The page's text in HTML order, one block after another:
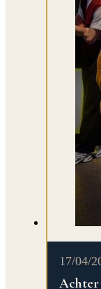
17/04/
Achter